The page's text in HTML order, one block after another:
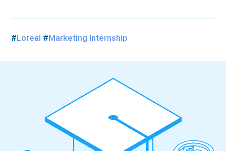
#Loreal #Marketing Internship